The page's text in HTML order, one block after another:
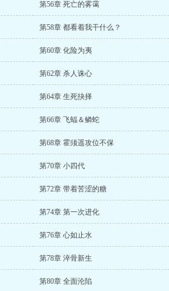
第56章 死亡的雾霭
第58章 都看着我干什么？
第60章 化险为夷
第62章 杀人诛心
第64章 生死抉择
第66章 飞蝠＆鳞蛇
第68章 霍须遥攻位不保
第70章 小四代
第72章 带着苦涩的糖
第74章 第一次进化
第76章 心如止水
第78章 淬骨新生
第80章 全面沦陷